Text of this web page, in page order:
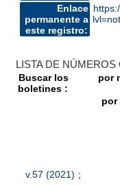
Enlace
permanente a
este registro:
LISTA DE
Buscar los
boletines :
por
por
v.57 (2021) ;